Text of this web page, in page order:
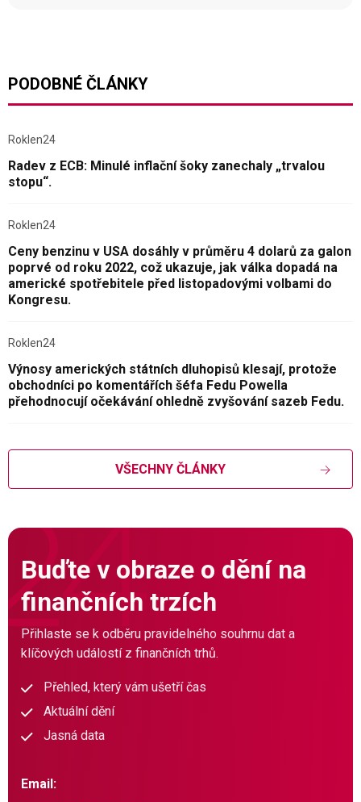
PODOBNÉ ČLÁNKY
Roklen24
Radev z ECB: Minulé inflační šoky zanechaly „trvalou
stopu“.
Roklen24
Ceny benzinu v USA dosáhly v průměru 4 dolarů za galon
poprvé od roku 2022, což ukazuje, jak válka dopadá na
americké spotřebitele před listopadovými volbami do
Kongresu.
Roklen24
Výnosy amerických státních dluhopisů klesají, protože
obchodníci po komentářích šéfa Fedu Powella
přehodnocují očekávání ohledně zvyšování sazeb Fedu.
VŠECHNY ČLÁNKY
Buďte v obraze o dění na
finančních trzích
Přihlaste se k odběru pravidelného souhrnu dat a
klíčových událostí z finančních trhů.
Přehled, který vám ušetří čas
Aktuální dění
Jasná data
Email: